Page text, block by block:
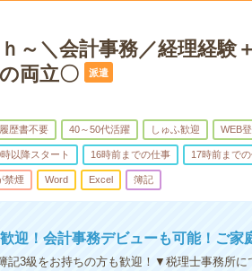
～＼会計事務／経理経験
両立〇
派遣
履歴書不要 40～50代活躍 しゅふ歓迎 WEB
以降スタート 16時前までの仕事 17時前まで
禁煙 Word Excel 簿記
迎！会計事務デビューも可能！ご家
記3級をお持ちの方も歓迎！▼税理士事務所